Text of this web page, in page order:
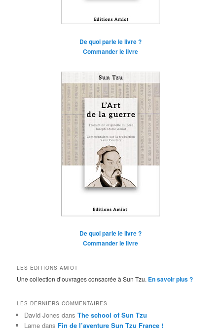
De quoi parle le livre ?
Commander le livre
De quoi parle le livre ?
Commander le livre
LES ÉDITIONS AMIOT
Une collection d’ouvrages consacrée à Sun Tzu. En savoir plus ?
LES DERNIERS COMMENTAIRES
David Jones dansThe school of Sun Tzu
Lame dans Fin de l’aventure Sun Tzu France !